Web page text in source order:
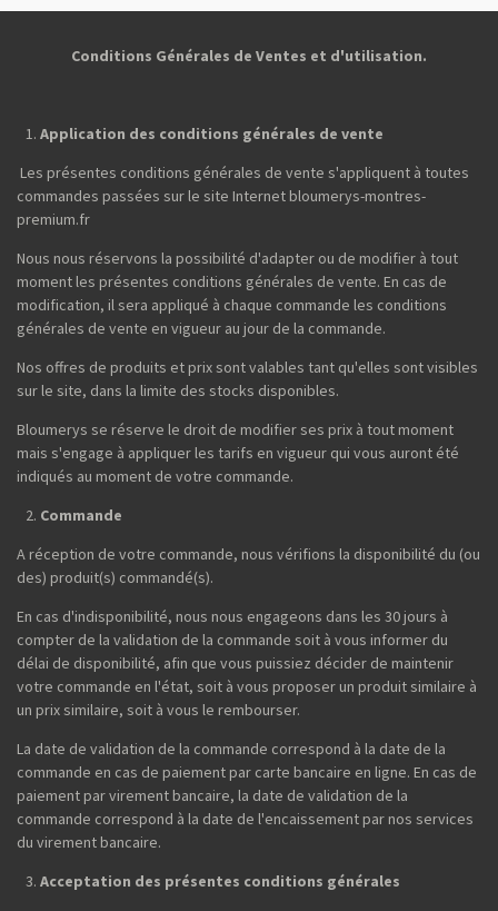
e
e
e
e
Conditions Générales de Ventes et d'utilisation.
Application des conditions générales de vente
Les présentes conditions générales de vente s'appliquent à toutes
commandes passées sur le site Internet bloumerys-montres-
premium.fr
Nous nous réservons la possibilité d'adapter ou de modifier à tout
moment les présentes conditions générales de vente. En cas de
modification, il sera appliqué à chaque commande les conditions
générales de vente en vigueur au jour de la commande.
Nos offres de produits et prix sont valables tant qu'elles sont visibles
sur le site, dans la limite des stocks disponibles.
Bloumerys se réserve le droit de modifier ses prix à tout moment
mais s'engage à appliquer les tarifs en vigueur qui vous auront été
indiqués au moment de votre commande.
Commande
A réception de votre commande, nous vérifions la disponibilité du (ou
des) produit(s) commandé(s).
En cas d'indisponibilité, nous nous engageons dans les 30 jours à
compter de la validation de la commande soit à vous informer du
délai de disponibilité, afin que vous puissiez décider de maintenir
votre commande en l'état, soit à vous proposer un produit similaire à
un prix similaire, soit à vous le rembourser.
La date de validation de la commande correspond à la date de la
commande en cas de paiement par carte bancaire en ligne. En cas de
paiement par virement bancaire, la date de validation de la
commande correspond à la date de l'encaissement par nos services
du virement bancaire.
Acceptation des présentes conditions générales